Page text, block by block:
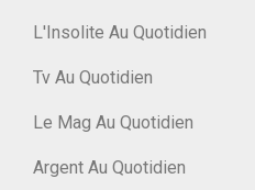
L'Insolite Au Quotidien
Tv Au Quotidien
Le Mag Au Quotidien
Argent Au Quotidien